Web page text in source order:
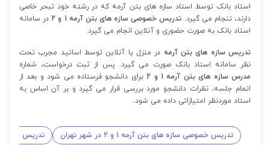
استاد بانک توسط استاد سازه های بتن آرمه که در رشته خود تبحر خاصی
دارند، تنجام می گیرد. تدریس خصوصی سازه های بتن آرمه 1 و 2
در سامانه
استاد بانک به صورت حضوری و آنلاین انجام می گیرد.
تدریس سازه های بتن آرمه در منزل یا آنلاین توسط اساتید مجرب تحت
نظر سامانه استاد بانک صورت می گیرد. پس از ثبت درخواست، شماره
مدرس سازه های بتن آرمه 1 و 2
برای دانشجو فرستاده می شود و بعد از
اتمام جلسه، نظرات دانشجو مورد بررسی قرار می گیرد و بر آن اساس به
استاد موردنظر امتیازاتی داده می شود.
تدریس خصوصی سازه های بتن آرمه 1 و 2 در شهر تهران تدریس خصوصی